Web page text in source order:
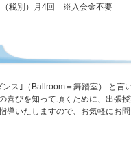
税別）月4回 ※入会金不要
ス｣（Ballroom＝舞踏室） と言い
喜びを知って頂くために、出張授
いたしますので、お気軽にお問